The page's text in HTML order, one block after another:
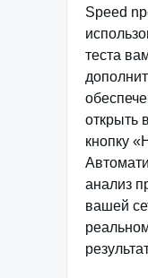
Speed
теста
открыть
кнопку
анализ
вашей